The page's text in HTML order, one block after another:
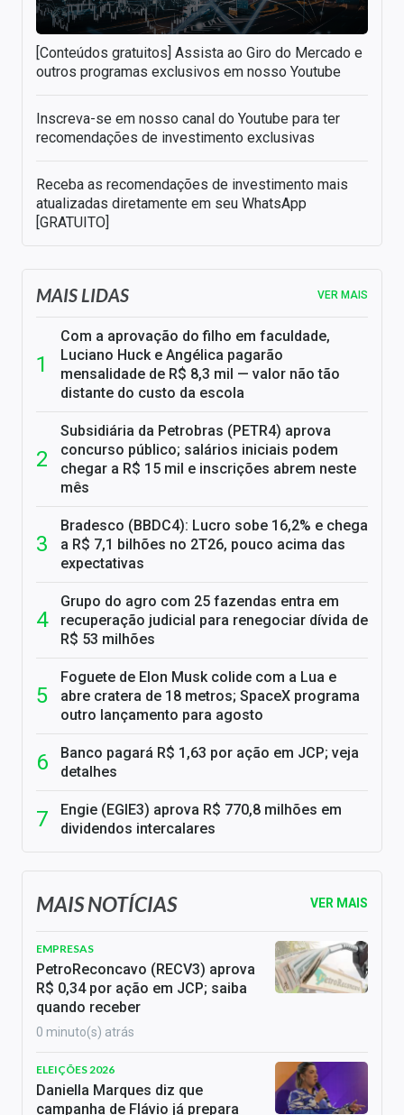
[Conteúdos gratuitos] Assista ao Giro do Mercado e
outros programas exclusivos em nosso Youtube
Inscreva-se em nosso canal do Youtube para ter
recomendações de investimento exclusivas
Receba as recomendações de investimento mais
atualizadas diretamente em seu WhatsApp
[GRATUITO]
MAIS LIDAS VER MAIS
Com a aprovação do filho em faculdade,
Luciano Huck e Angélica pagarão
mensalidade de R$ 8,3 mil — valor não tão
distante do custo da escola
Subsidiária da Petrobras (PETR4) aprova
concurso público; salários iniciais podem
chegar a R$ 15 mil e inscrições abrem neste
mês
Bradesco (BBDC4): Lucro sobe 16,2% e chega
a R$ 7,1 bilhões no 2T26, pouco acima das
expectativas
Grupo do agro com 25 fazendas entra em
recuperação judicial para renegociar dívida de
R$ 53 milhões
Foguete de Elon Musk colide com a Lua e
abre cratera de 18 metros; SpaceX programa
outro lançamento para agosto
Banco pagará R$ 1,63 por ação em JCP; veja
detalhes
Engie (EGIE3) aprova R$ 770,8 milhões em
dividendos intercalares
MAIS NOTÍCIAS VER MAIS
EMPRESAS
PetroReconcavo (RECV3) aprova
R$ 0,34 por ação em JCP; saiba
quando receber
0 minuto(s) atrás
ELEIÇÕES 2026
Daniella Marques diz que
campanha de Flávio já prepara